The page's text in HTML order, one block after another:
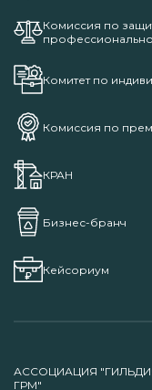
Комиссия по
Комитет по
Комиссия по
КРАН
Бизнес-бранч
Кейсориум
АССОЦИАЦИЯ
ГРМ"